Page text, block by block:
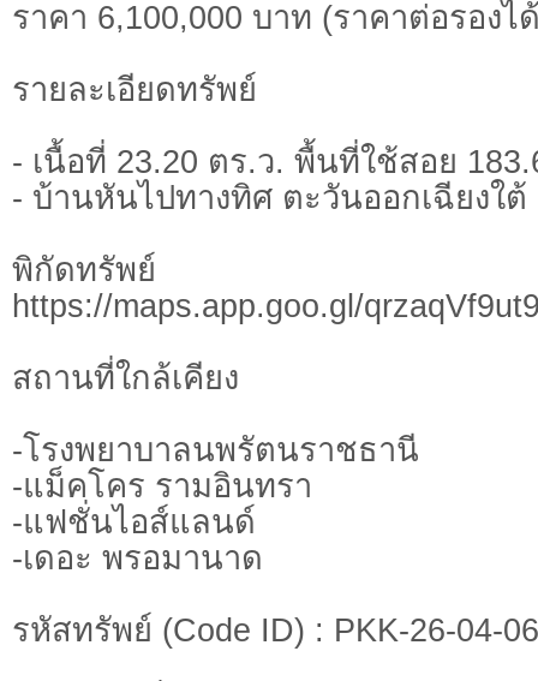
ราคา 6,100,000 บาท (ราคาต่อรองไ
รายละเอียดทรัพย์
- เนื้อที่ 23.20 ตร.ว. พื้นที่ใช้สอย
- บ้านหันไปทางทิศ ตะวันออกเฉียงใต้
พิกัดทรั
https://maps.app.goo.gl/
สถานที่ใกล้เคียง
-โรงพยาบาลนพรัตนราชธานี
-แม็คโคร รามอินทรา
-แฟชั่นไอส์แลนด์
-เดอะ พรอมานาด
รหัสทรัพย์ (Code ID) : PKK-26-04-